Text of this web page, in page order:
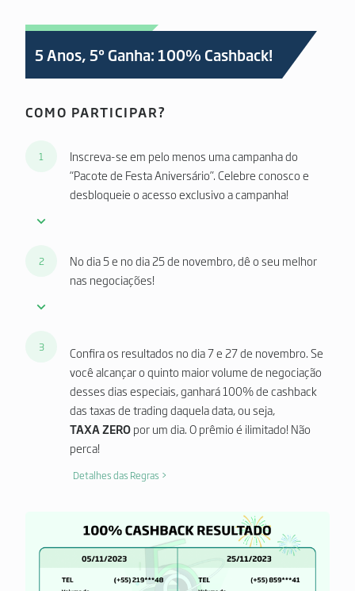
5 Anos, 5º Ganha: 100% Cashback!
COMO PARTICIPAR?
1
Inscreva-se em pelo menos uma campanha do
“Pacote de Festa Aniversário”. Celebre conosco e
desbloqueie o acesso exclusivo a campanha!
2
No dia 5 e no dia 25 de novembro, dê o seu melhor
nas negociações!
3
Confira os resultados no dia 7 e 27 de novembro. Se
você alcançar o quinto maior volume de negociação
desses dias especiais, ganhará 100% de cashback
das taxas de trading daquela data, ou seja,
TAXA ZEROpor um dia. O prêmio é ilimitado! Não
perca!
Detalhes das Regras >